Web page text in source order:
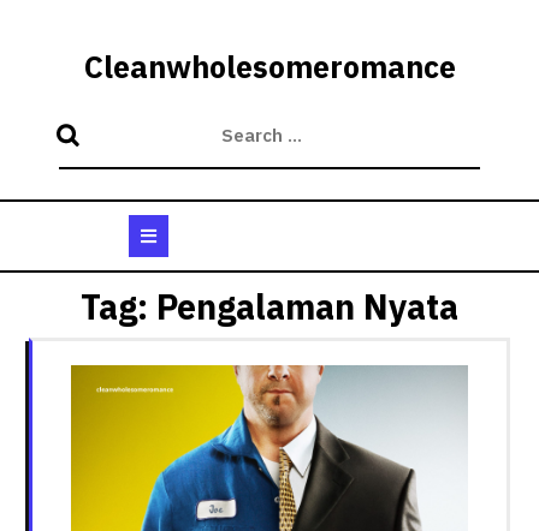
Cleanwholesomeromance
Button
Tag: Pengalaman Nyata